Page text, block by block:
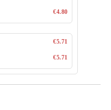
€4.80
€5.71
€5.71